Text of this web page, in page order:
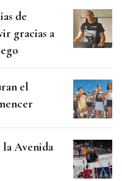
de
gracias a
el
Avenida